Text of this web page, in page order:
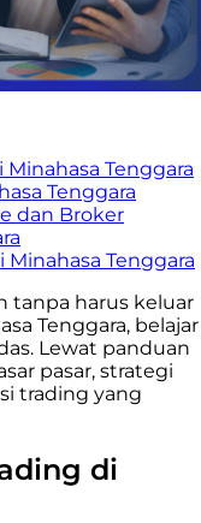
Tenggara
Tenggara
dan Broker
Minahasa Tenggara
tanpa harus keluar
Tenggara, belajar
Lewat panduan
pasar, strategi
trading yang
di